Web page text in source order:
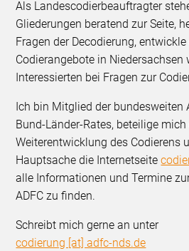
Als Landescodierbeauftragter
Gliederungen beratend zur Seite,
Fragen der Decodierung,
Codierangebote in Niedersachsen
Interessierten bei Fragen zur
Ich bin Mitglied der bundesweiten
Bund-Länder-Rates, beteilige
Weiterentwicklung des Codierens
Hauptsache die Internetseite
alle Informationen und Termine
ADFC zu finden.
Schreibt mich gerne an unter
codierung [at] adfc-nds.de